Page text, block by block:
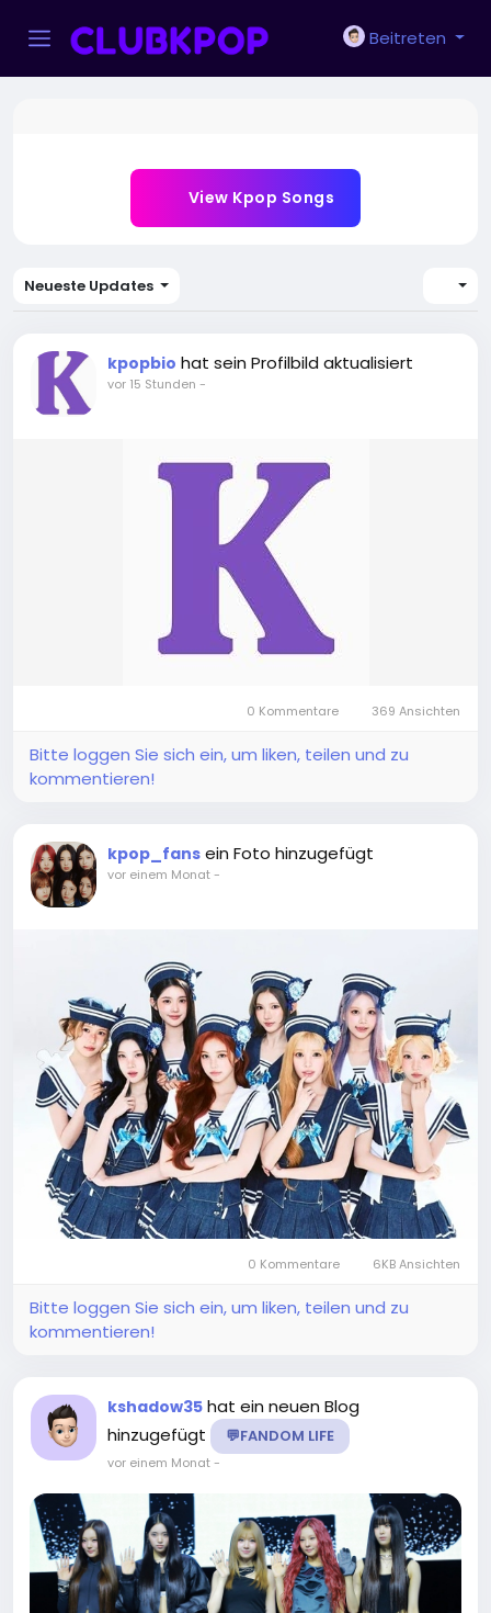
Beitreten
View Kpop Songs
Neueste Updates
kpopbio hat sein Profilbild aktualisiert
vor 15 Stunden -
0 Kommentare 369 Ansichten
Bitte loggen Sie sich ein, um liken, teilen und zu
kommentieren!
kpop_fans ein Foto hinzugefügt
vor einem Monat-
0 Kommentare 6KB Ansichten
Bitte loggen Sie sich ein, um liken, teilen und zu
kommentieren!
kshadow35 hat ein neuen Blog
hinzugefügt
💬FANDOM LIFE
vor einem Monat-